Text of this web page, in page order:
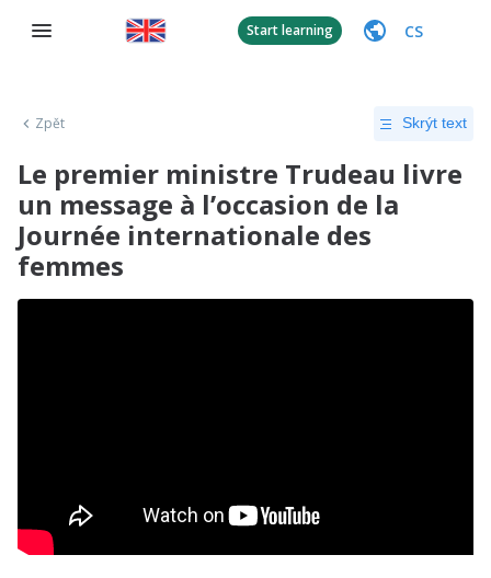
Start learning CS
Zpět Skrýt text
Le premier ministre Trudeau livre
un message à l’occasion de la
Journée internationale des
femmes